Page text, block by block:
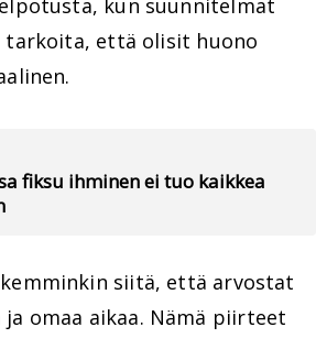
kun suunnitelmat
tarkoita, että olisit huono
fiksu ihminen ei tuo kaikkea
siitä, että arvostat
omaa aikaa. Nämä piirteet